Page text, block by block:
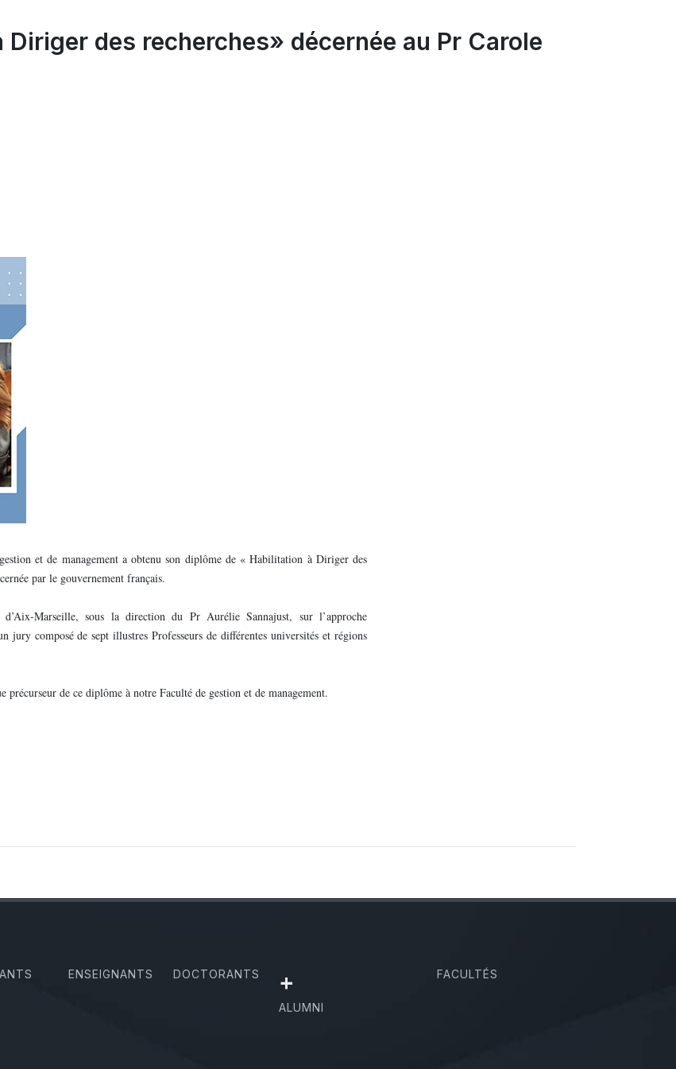
des recherches» décernée au Pr Carole
et de management a obtenu son diplôme de « Habilitation à Diriger des
par le gouvernement français.
Marseille, sous la direction du Pr Aurélie Sannajust, sur l’approche
jury composé de sept illustres Professeurs de différentes universités et régions
de ce diplôme à notre Faculté de gestion et de management.
ENSEIGNANTS DOCTORANTS +
ALUMNI
FACULTÉS